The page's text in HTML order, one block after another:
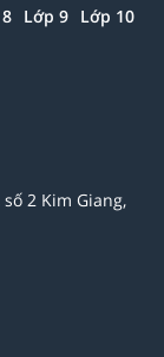
Lớp 9 Lớp 10
2 Kim Giang,